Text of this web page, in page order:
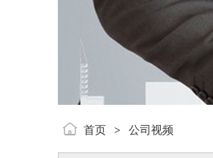
首页 > 公司视频